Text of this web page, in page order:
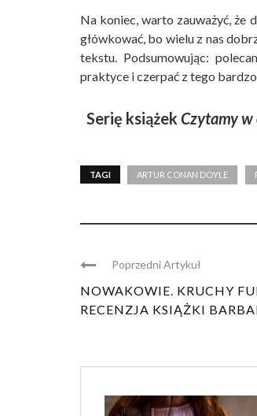
Na koniec, warto zauważyć, że
główkować, bo wielu z nas
tekstu. Podsumowując:
praktyce i czerpać z tego
Serię książek Czytamy
TAGI ARTUR CONAN DOYLE
Poprzedni Artykuł
NOWAKOWIE. KRUCHY
RECENZJA KSIĄŻKI